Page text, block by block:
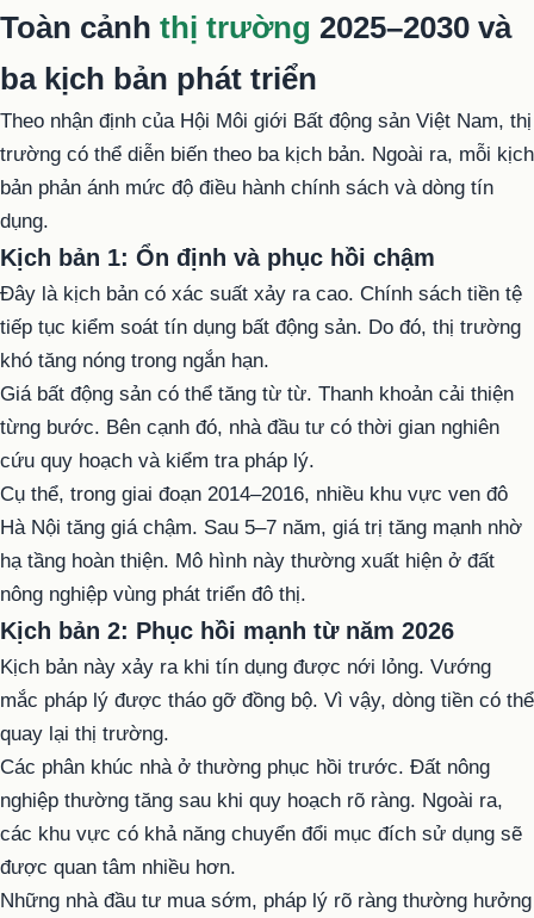
Toàn cảnh thị trường 2025–2030 và
ba kịch bản phát triển
Theo nhận định của Hội Môi giới Bất động sản Việt Nam, thị
trường có thể diễn biến theo ba kịch bản. Ngoài ra, mỗi kịch
bản phản ánh mức độ điều hành chính sách và dòng tín
dụng.
Kịch bản 1: Ổn định và phục hồi chậm
Đây là kịch bản có xác suất xảy ra cao. Chính sách tiền tệ
tiếp tục kiểm soát tín dụng bất động sản. Do đó, thị trường
khó tăng nóng trong ngắn hạn.
Giá bất động sản có thể tăng từ từ. Thanh khoản cải thiện
từng bước. Bên cạnh đó, nhà đầu tư có thời gian nghiên
cứu quy hoạch và kiểm tra pháp lý.
Cụ thể, trong giai đoạn 2014–2016, nhiều khu vực ven đô
Hà Nội tăng giá chậm. Sau 5–7 năm, giá trị tăng mạnh nhờ
hạ tầng hoàn thiện. Mô hình này thường xuất hiện ở đất
nông nghiệp vùng phát triển đô thị.
Kịch bản 2: Phục hồi mạnh từ năm 2026
Kịch bản này xảy ra khi tín dụng được nới lỏng. Vướng
mắc pháp lý được tháo gỡ đồng bộ. Vì vậy, dòng tiền có thể
quay lại thị trường.
Các phân khúc nhà ở thường phục hồi trước. Đất nông
nghiệp thường tăng sau khi quy hoạch rõ ràng. Ngoài ra,
các khu vực có khả năng chuyển đổi mục đích sử dụng sẽ
được quan tâm nhiều hơn.
Những nhà đầu tư mua sớm, pháp lý rõ ràng thường hưởng